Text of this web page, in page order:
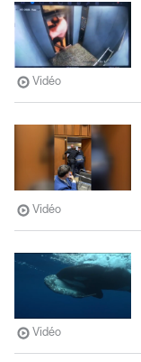
Vidéo
Vidéo
Vidéo